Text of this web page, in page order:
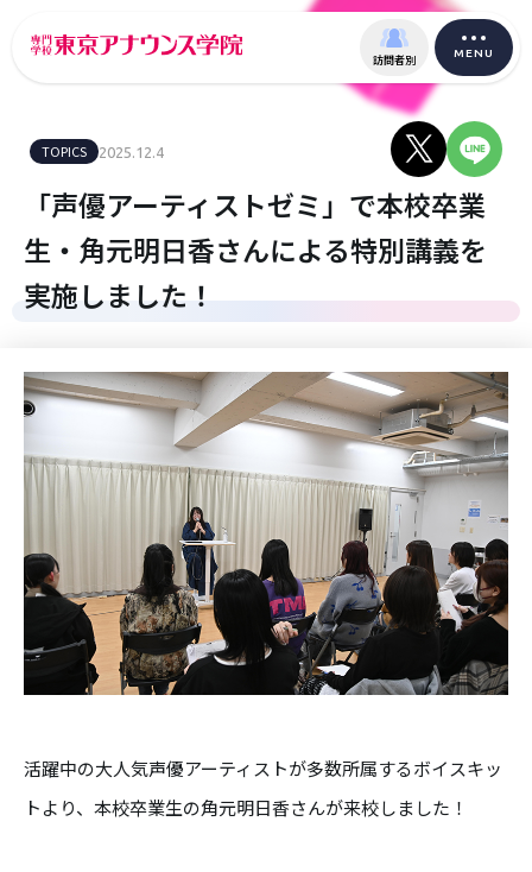
訪問者別 MENU
TOPICS 2025.12.4
「声優アーティストゼミ」で本校卒業
生・角元明日香さんによる特別講義を
実施しました！
活躍中の大人気声優アーティストが多数所属するボイスキッ
トより、本校卒業生の角元明日香さんが来校しました！